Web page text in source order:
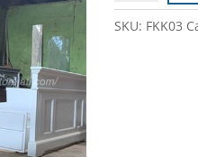
Putar
SKU: FKK03